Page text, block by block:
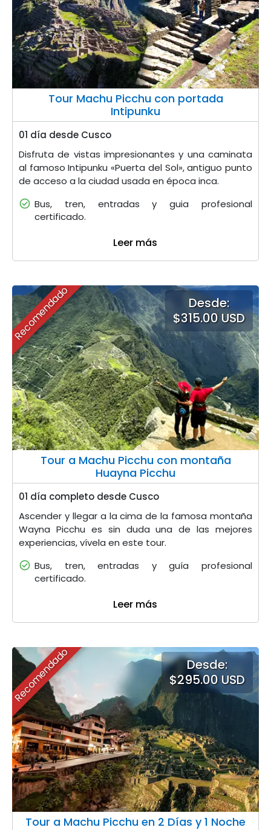
WHATSAPP
Tour Machu Picchu con portada
Intipunku
01 día desde Cusco
Disfruta de vistas impresionantes y una caminata
al famoso Intipunku «Puerta del Sol», antiguo punto
de acceso a la ciudad usada en época inca.
Bus, tren, entradas y guia profesional
certificado.
Leer más
Recomendado
Desde:
$315.00 USD
Tour a Machu Picchu con montaña
Huayna Picchu
01 día completo desde Cusco
Ascender y llegar a la cima de la famosa montaña
Wayna Picchu es sin duda una de las mejores
experiencias, vívela en este tour.
Bus, tren, entradas y guía profesional
certificado.
Leer más
Recomendado
Desde:
$295.00 USD
Tour a Machu Picchu en 2 Días y 1 Noche